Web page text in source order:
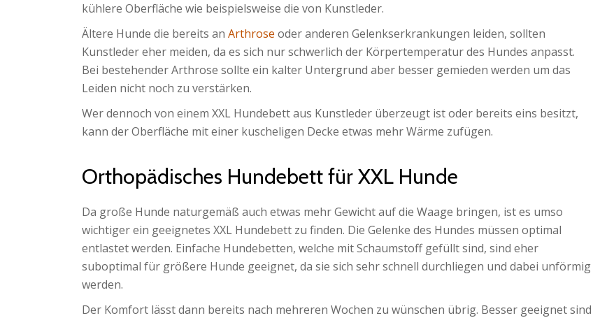
kühlere Oberfläche wie beispielsweise die von Kunstleder.
Ältere Hunde die bereits an Arthrose oder anderen Gelenkserkrankungen leiden, sollten
Kunstleder eher meiden, da es sich nur schwerlich der Körpertemperatur des Hundes anpasst.
Bei bestehender Arthrose sollte ein kalter Untergrund aber besser gemieden werden um das
Leiden nicht noch zu verstärken.
Wer dennoch von einem XXL Hundebett aus Kunstleder überzeugt ist oder bereits eins besitzt,
kann der Oberfläche mit einer kuscheligen Decke etwas mehr Wärme zufügen.
Orthopädisches Hundebett für XXL Hunde
Da große Hunde naturgemäß auch etwas mehr Gewicht auf die Waage bringen, ist es umso
wichtiger ein geeignetes XXL Hundebett zu finden. Die Gelenke des Hundes müssen optimal
entlastet werden. Einfache Hundebetten, welche mit Schaumstoff gefüllt sind, sind eher
suboptimal für größere Hunde geeignet, da sie sich sehr schnell durchliegen und dabei unförmig
werden.
Der Komfort lässt dann bereits nach mehreren Wochen zu wünschen übrig. Besser geeignet sind